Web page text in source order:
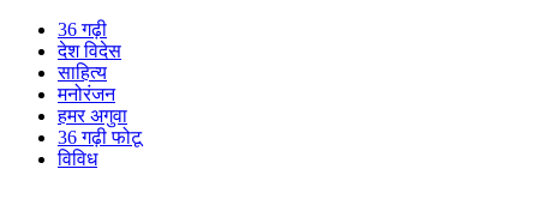
36 गढ़ी
देश विदेस
साहित्य
मनोरंजन
हमर अगुवा
36 गढ़ी फोटू
विविध